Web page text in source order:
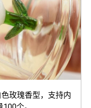
玫瑰香型，支持内